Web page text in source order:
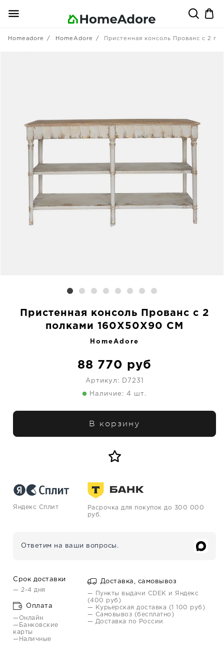
Homeadore HomeAdore Пристенная консоль Прованс с 2
Пристенная консоль Прованс с 2
полками 160X50X90 CM
HomeAdore
88 770 руб
Артикул: D7231
Наличие: 4 шт.
В корзину
Яндекс Сплит
Расрочка для покупок до 300 000
руб.
Ответим на ваши вопросы.
Срок доставки
— 2-4 дня
Оплата
—Онлайн
—Банковские
карты
—Наличные
Доставка, самовывоз
— Пункты выдачи CDEK и Яндекс
(400 руб)
— Курьерская доставка (1 100 руб)
— Самовывоз (бесплатно)
— Доставка по России